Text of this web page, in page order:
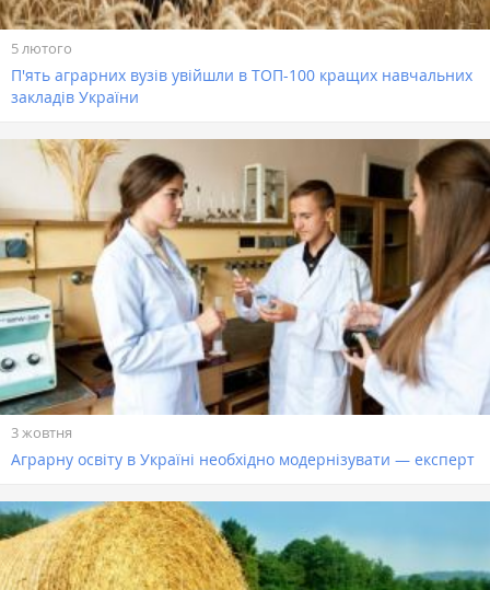
5 лютого
П'ять аграрних вузів увійшли в ТОП-100 кращих навчальних
закладів України
3 жовтня
Аграрну освіту в Україні необхідно модернізувати — експерт